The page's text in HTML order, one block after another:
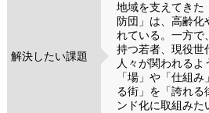
解決したい課題
地域を支えてきた
防団」は、高齢化
れている。一方で
持つ若者、現役世
人々が関われるよ
「場」や「仕組
る街」を「誇れる
ンド化に取組みた